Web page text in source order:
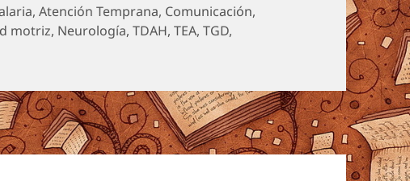
,Atención Temprana, Comunicación,
motriz, Neurología,TDAH,TEA,TGD,